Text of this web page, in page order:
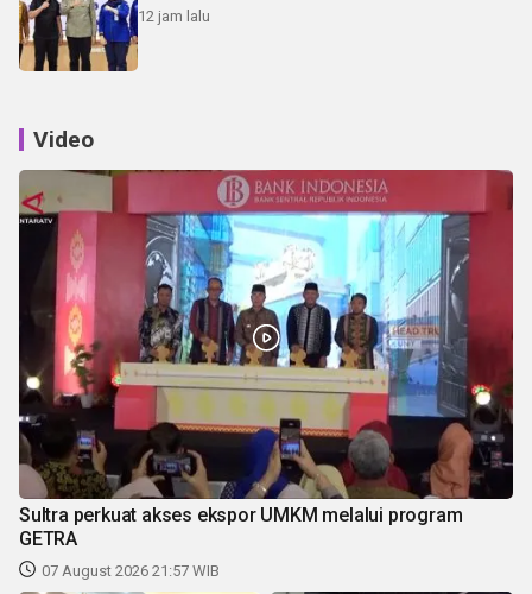
12 jam lalu
Video
Sultra perkuat akses ekspor UMKM melalui program
GETRA
07 August 2026 21:57 WIB